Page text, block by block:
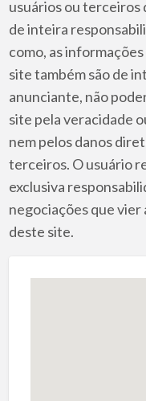
usuários ou terceiros
de inteira
como, as
site também são de
anunciante, não
site pela veracidade
nem pelos danos
terceiros. O usuário
exclusiva
negociações que
deste site.